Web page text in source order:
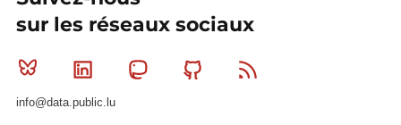
sur les réseaux sociaux
Bluesky Linkedin MastodonGithub
info@data.public.lu